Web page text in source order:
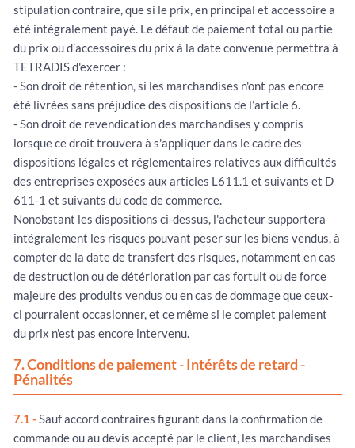
stipulation contraire, que si le prix, en principal et accessoire a
été intégralement payé. Le défaut de paiement total ou partie
du prix ou d’accessoires du prix à la date convenue permettra à
TETRADIS d'exercer :
- Son droit de rétention, si les marchandises n'ont pas encore
été livrées sans préjudice des dispositions de l’article 6.
- Son droit de revendication des marchandises y compris
lorsque ce droit trouvera à s'appliquer dans le cadre des
dispositions légales et réglementaires relatives aux difficultés
des entreprises exposées aux articles L611.1 et suivants et D
611-1 et suivants du code de commerce.
Nonobstant les dispositions ci-dessus, l'acheteur supportera
intégralement les risques pouvant peser sur les biens vendus, à
compter de la date de transfert des risques, notamment en cas
de destruction ou de détérioration par cas fortuit ou de force
majeure des produits vendus ou en cas de dommage que ceux-
ci pourraient occasionner, et ce même si le complet paiement
du prix n'est pas encore intervenu.
7. Conditions de paiement - Intérêts de retard -
Pénalités
7.1 -Sauf accord contraires figurant dans la confirmation de
commande ou au devis accepté par le client, les marchandises